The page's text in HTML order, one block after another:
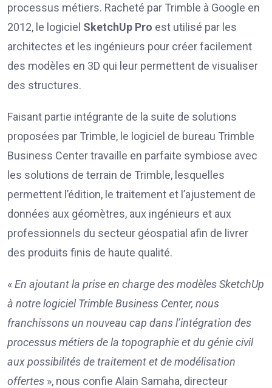
processus métiers. Racheté par Trimble à Google en
2012, le logiciel SketchUp Pro est utilisé par les
architectes et les ingénieurs pour créer facilement
des modèles en 3D qui leur permettent de visualiser
des structures.
Faisant partie intégrante de la suite de solutions
proposées par Trimble, le logiciel de bureau Trimble
Business Center travaille en parfaite symbiose avec
les solutions de terrain de Trimble, lesquelles
permettent l’édition, le traitement et l’ajustement de
données aux géomètres, aux ingénieurs et aux
professionnels du secteur géospatial afin de livrer
des produits finis de haute qualité.
«En ajoutant la prise en charge des modèles SketchUp
à notre logiciel Trimble Business Center, nous
franchissons un nouveau cap dans l’intégration des
processus métiers de la topographie et du génie civil
aux possibilités de traitement et de modélisation
offertes », nous confie Alain Samaha, directeur